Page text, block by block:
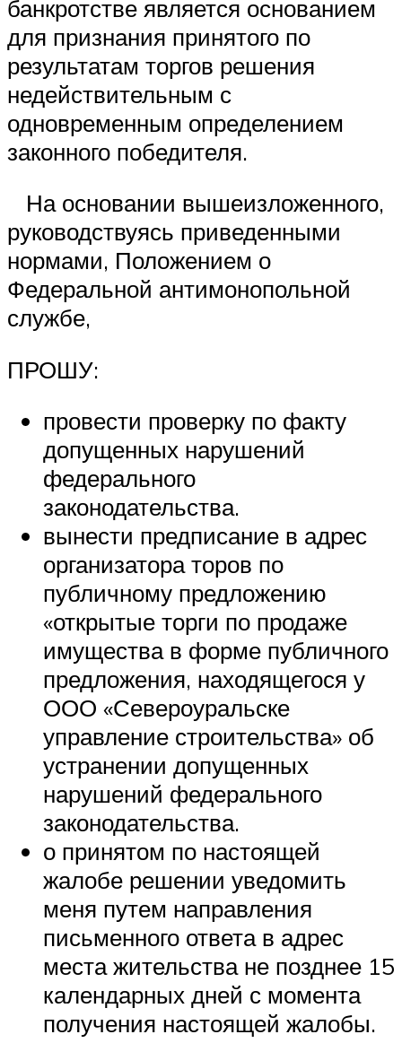
банкротстве является основанием
для признания принятого по
результатам торгов решения
недействительным с
одновременным определением
законного победителя.
На основании вышеизложенного,
руководствуясь приведенными
нормами, Положением о
Федеральной антимонопольной
службе,
ПРОШУ:
провести проверку по факту
допущенных нарушений
федерального
законодательства.
вынести предписание в адрес
организатора торов по
публичному предложению
«открытые торги по продаже
имущества в форме публичного
предложения, находящегося у
ООО «Североуральске
управление строительства» об
устранении допущенных
нарушений федерального
законодательства.
о принятом по настоящей
жалобе решении уведомить
меня путем направления
письменного ответа в адрес
места жительства не позднее 15
календарных дней с момента
получения настоящей жалобы.